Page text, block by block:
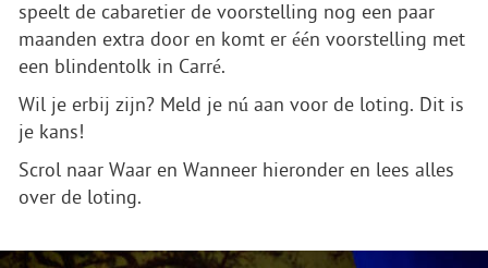
speelt de cabaretier de voorstelling nog een paar
maanden extra door en komt er één voorstelling met
een blindentolk in Carré.
Wil je erbij zijn? Meld je nú aan voor de loting. Dit is
je kans!
Scrol naar Waar en Wanneer hieronder en lees alles
over de loting.